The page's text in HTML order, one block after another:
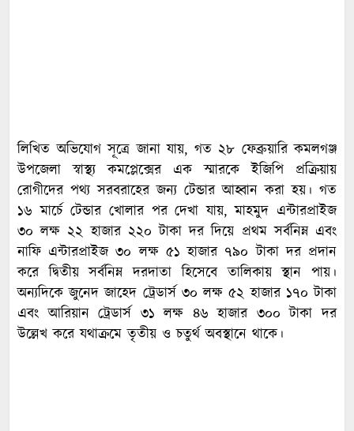
লিখিত অভিযোগ সূত্রে জানা যায়, গত ২৮ ফেব্রুয়ারি কমলগঞ্জ
উপজেলা স্বাস্থ্য কমপ্লেক্সের এক স্মারকে ইজিপি প্রক্রিয়ায়
রোগীদের পথ্য সরবরাহের জন্য টেন্ডার আহ্বান করা হয়। গত
১৬ মার্চে টেন্ডার খোলার পর দেখা যায়, মাহমুদ এন্টারপ্রাইজ
৩০ লক্ষ ২২ হাজার ২২০ টাকা দর দিয়ে প্রথম সর্বনিম্ন এবং
নাফি এন্টারপ্রাইজ ৩০ লক্ষ ৫১ হাজার ৭৯০ টাকা দর প্রদান
করে দ্বিতীয় সর্বনিম্ন দরদাতা হিসেবে তালিকায় স্থান পায়।
অন্যদিকে জুনেদ জাহেদ ট্রেডার্স ৩০ লক্ষ ৫২ হাজার ১৭০ টাকা
এবং আরিয়ান ট্রেডার্স ৩১ লক্ষ ৪৬ হাজার ৩০০ টাকা দর
উল্লেখ করে যথাক্রমে তৃতীয় ও চতুর্থ অবস্থানে থাকে।